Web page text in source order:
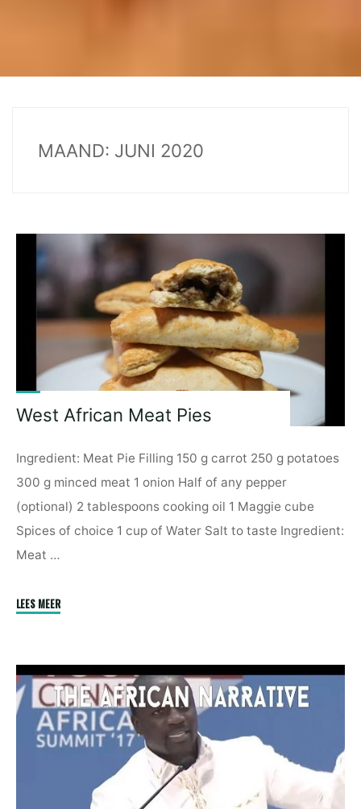
MAAND: JUNI 2020
West African Meat Pies
Ingredient: Meat Pie Filling 150 g carrot 250 g potatoes
300 g minced meat 1 onion Half of any pepper
(optional) 2 tablespoons cooking oil 1 Maggie cube
Spices of choice 1 cup of Water Salt to taste Ingredient:
Meat …
LEES MEER"West
Pies"